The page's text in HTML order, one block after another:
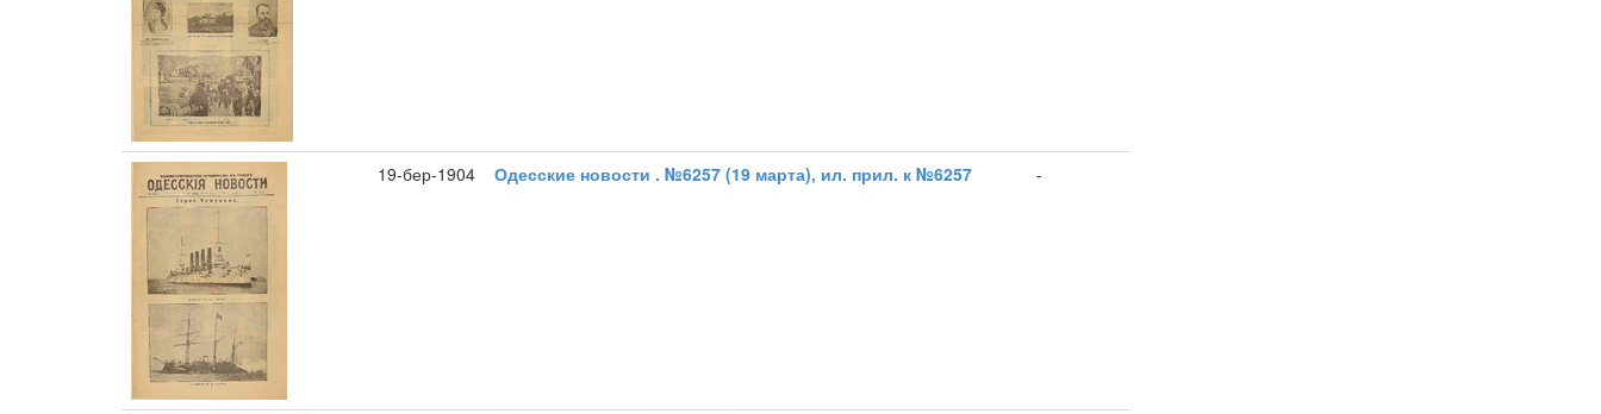
19-бер-1904 Одесские новости . №6257 (19 марта), ил. прил. к №6257 -